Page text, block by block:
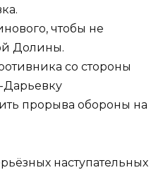
чтобы не
Долины.
со стороны
Дарьевку
прорыва обороны на
наступательных